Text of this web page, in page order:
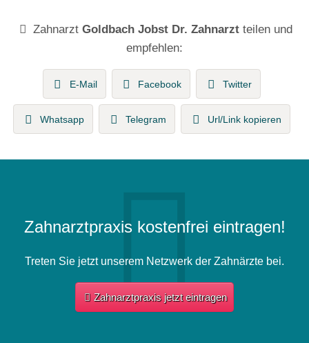
Zahnarzt Goldbach Jobst Dr. Zahnarztteilen und
empfehlen:
E-Mail Facebook Twitter
Whatsapp Telegram Url/Link kopieren
Zahnarztpraxis kostenfrei eintragen!
Treten Sie jetzt unserem Netzwerk der Zahnärzte bei.
Zahnarztpraxis jetzt eintragen